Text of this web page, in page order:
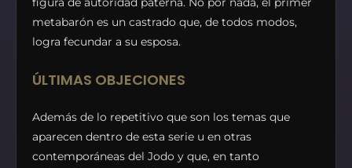
metabarón es un castrado que, de todos modos,
logra fecundar a su esposa.
ÚLTIMAS OBJECIONES
Además de lo repetitivo que son los temas que
aparecen dentro de esta serie u en otras
contemporáneas del Jodo y que, en tanto